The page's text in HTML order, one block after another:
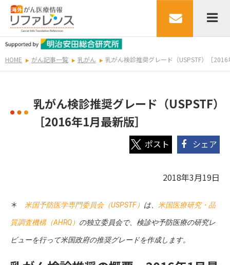
HOME がん記事一覧 乳がん 乳がん検診推奨グレード（USPSTF）［
乳がん検診推奨グレード（USPSTF）
［2016年1月最新版］
シェア
2018年3月19日
＊ 米国予防医学専門委員会（USPSTF） は、 米国医療研究・品
質調査機構（AHRQ） の独立委員会で、検診や予防医療の研究レ
ビューを行って米国政府の推奨グレードを作成します。